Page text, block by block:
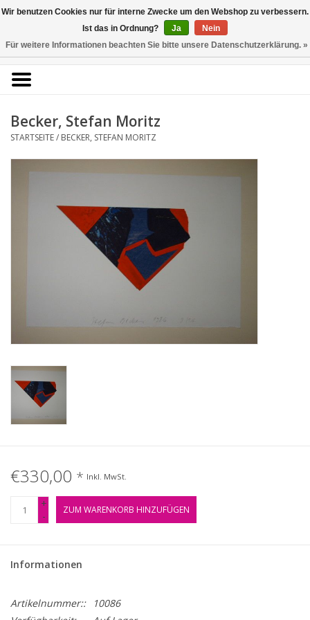
0 Artikel - €0,00
Kunstantiquariat
Rolf Brehmer
Portal für Grafik aus 5
KÜNSTLERLISTE
Startseite
Gemälde
Fotografie
Varia & Rara
Becker, Stefan Moritz
STARTSEITE/ BECKER, STEFAN MORITZ
€330,00 * Inkl. MwSt.
+
-
ZUM WARENKORB HINZUFÜGEN
Informationen
Artikelnummer::
10086
Wir benutzen Cookies nur für interne Zwecke um den Webshop zu verbessern.
Ist das in Ordnung?
Ja
Nein
Für weitere Informationen beachten Sie bitte unsere Datenschutzerklärung. »